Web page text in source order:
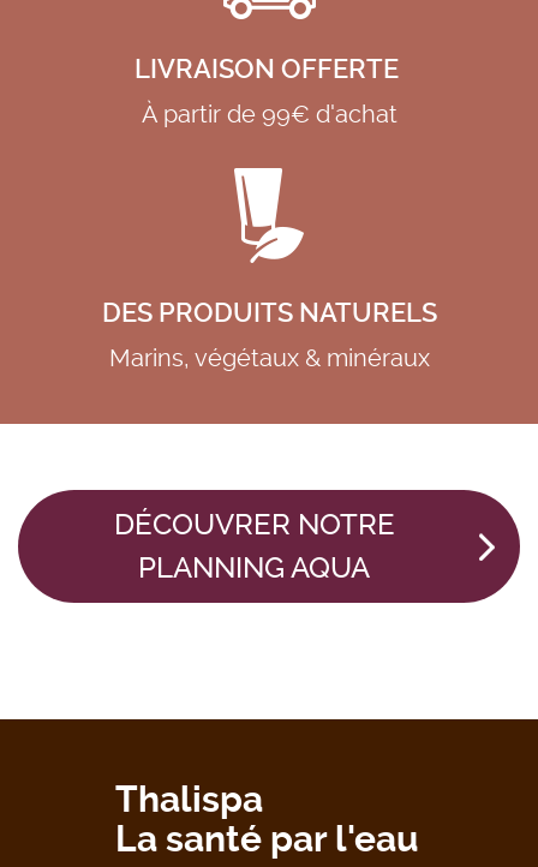
LIVRAISON OFFERTE
À partir de 99€ d'achat
DES PRODUITS NATURELS
Marins, végétaux & minéraux
DÉCOUVRER NOTRE
PLANNING AQUA
Thalispa
La santé par l'eau